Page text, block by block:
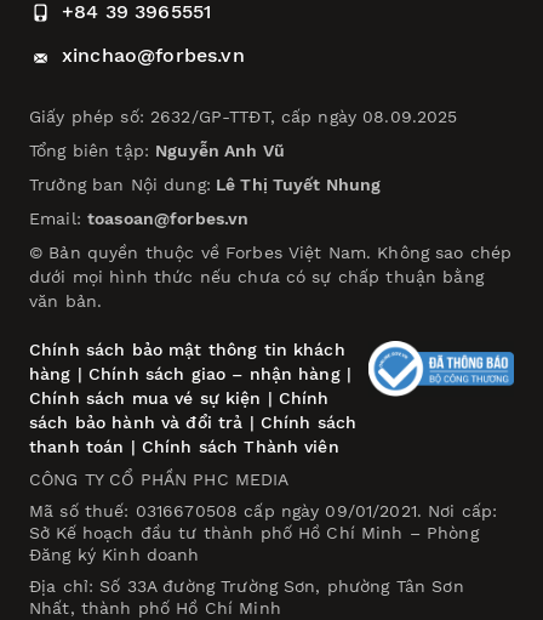
+84 39 3965551
xinchao@forbes.vn
Giấy phép số: 2632/GP-TTĐT, cấp ngày 08.09.2025
Tổng biên tập: Nguyễn Anh Vũ
Trưởng ban Nội dung: Lê Thị Tuyết Nhung
Email: toasoan@forbes.vn
© Bản quyền thuộc về Forbes Việt Nam. Không sao chép
dưới mọi hình thức nếu chưa có sự chấp thuận bằng
văn bản.
Chính sách bảo mật thông tin khách
hàng | Chính sách giao – nhận hàng|
Chính sách mua vé sự kiện | Chính
sách bảo hành và đổi trả | Chính sách
thanh toán | Chính sách Thành viên
CÔNG TY CỔ PHẦN PHC MEDIA
Mã số thuế: 0316670508 cấp ngày 09/01/2021. Nơi cấp:
Sở Kế hoạch đầu tư thành phố Hồ Chí Minh – Phòng
Đăng ký Kinh doanh
Địa chỉ: Số 33A đường Trường Sơn, phường Tân Sơn
Nhất, thành phố Hồ Chí Minh